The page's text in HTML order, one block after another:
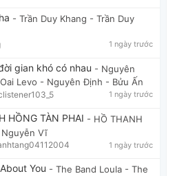
- Trần Duy Khang - Trần Duy
1 ngày trước
gian khó có nhau - Nguyên
Levo - Nguyên Định - Bửu Ấn
1 ngày trước
HỒNG TÀN PHAI - HỒ THANH
Vĩ
1 ngày trước
You - The Band Loula - The